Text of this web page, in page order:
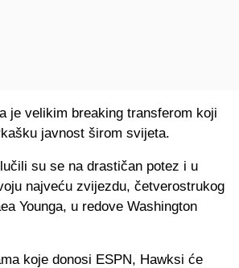
je velikim breaking transferom koji
javnost širom svijeta.
su se na drastičan potez i u
najveću zvijezdu, četverostrukog
Younga, u redove Washington
koje donosi ESPN, Hawksi će